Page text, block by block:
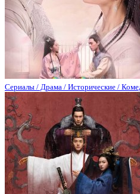
Сериалы / Драма / Исторические /